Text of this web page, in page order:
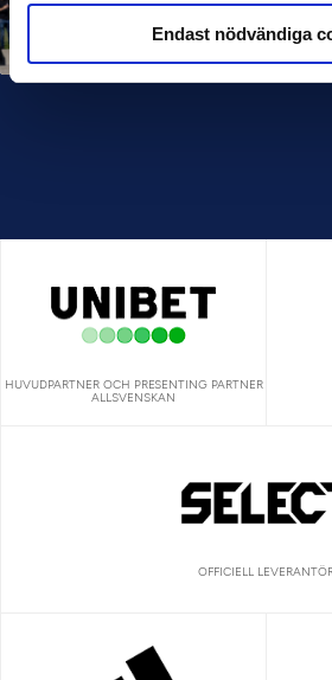
Endast nödvändiga
22 JUN 2026
HUVUDPARTNER OCH PRESENTING PARTNER
ALLSVENSKAN
OFFICIELL